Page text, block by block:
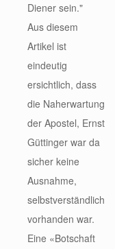
Diener sein."
Aus diesem
Artikel ist
eindeutig
ersichtlich, dass
die Naherwartung
der Apostel, Ernst
Güttinger war da
sicher keine
Ausnahme,
selbstverständlich
vorhanden war.
Eine «Botschaft